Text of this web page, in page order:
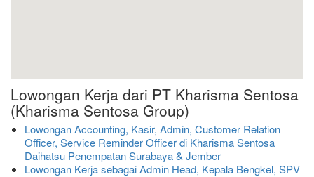
Lowongan Kerja dari PT Kharisma Sentosa
(Kharisma Sentosa Group)
Lowongan Accounting, Kasir, Admin, Customer Relation
Officer, Service Reminder Officer di Kharisma Sentosa
Daihatsu Penempatan Surabaya & Jember
Lowongan Kerja sebagai Admin Head, Kepala Bengkel, SPV